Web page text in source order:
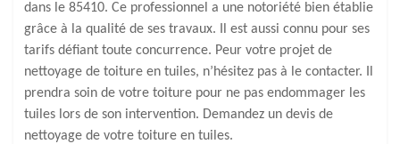
dans le 85410. Ce professionnel a une notoriété bien établie
grâce à la qualité de ses travaux. Il est aussi connu pour ses
tarifs défiant toute concurrence. Peur votre projet de
nettoyage de toiture en tuiles, n’hésitez pas à le contacter. Il
prendra soin de votre toiture pour ne pas endommager les
tuiles lors de son intervention. Demandez un devis de
nettoyage de votre toiture en tuiles.